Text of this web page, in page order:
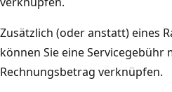
Zusätzlich (oder anstatt) eines
können Sie eine
Rechnungsbetrag verknüpfen.